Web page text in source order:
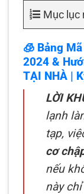
Mục lục
🧊 Bảng
2024 &
TẠI NHÀ |
LỜI
lạnh
tạp,
cơ
nếu
này